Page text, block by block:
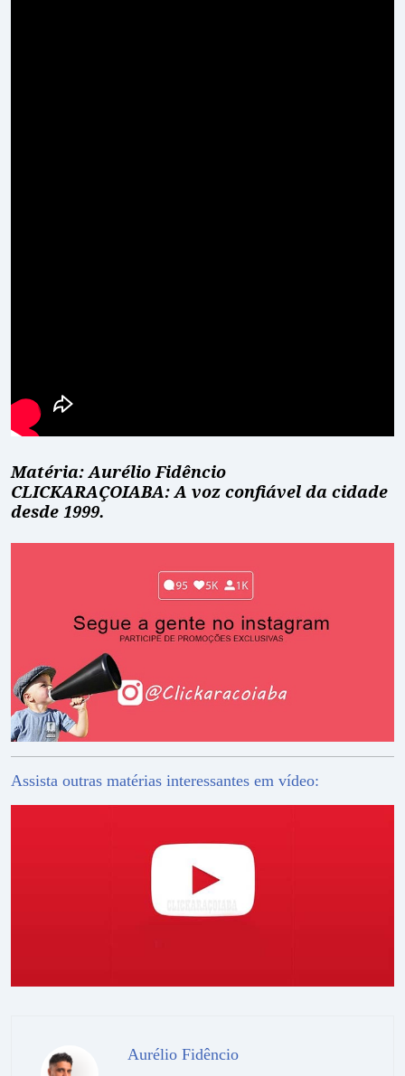
Matéria: Aurélio Fidêncio
CLICKARAÇOIABA: A voz confiável da cidade
desde 1999.
Assista outras matérias interessantes em vídeo:
Aurélio Fidêncio